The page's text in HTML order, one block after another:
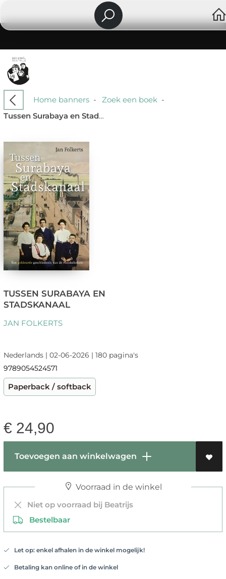
Home banners- Zoek een boek-
Tussen Surabaya en Stadskanaal
TUSSEN SURABAYA EN
STADSKANAAL
JAN FOLKERTS
Nederlands | 02-06-2026 | 180 pagina's
9789054524571
Paperback / softback
€ 24,90
Toevoegen aan winkelwagen
Voorraad in de winkel
Niet op voorraad bij Beatrijs
Bestelbaar
Let op: enkel afhalen in de winkel mogelijk!
Betaling kan online of in de winkel